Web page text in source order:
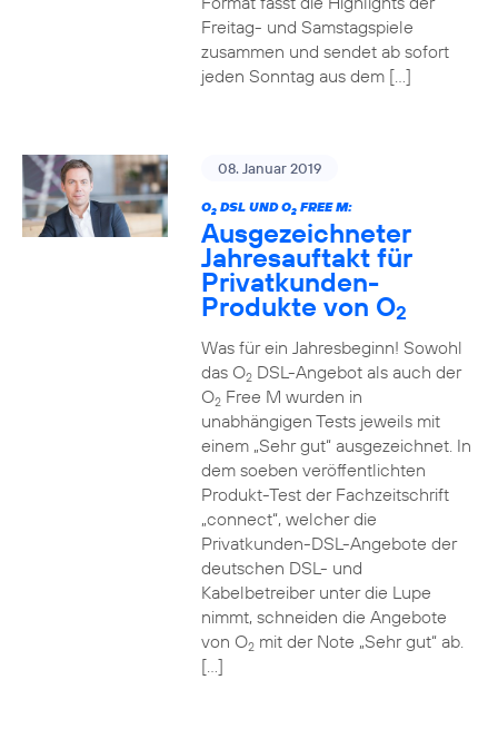
Freitag- und Samstagspiele
zusammen und sendet ab sofort
jeden Sonntag aus dem […]
08. Januar 2019
O2DSL UND O2FREE M:
Ausgezeichneter
Jahresauftakt für
Privatkunden-
Produkte von O2
Was für ein Jahresbeginn! Sowohl
das O2DSL-Angebot als auch der
O2Free M wurden in
unabhängigen Tests jeweils mit
einem „Sehr gut“ ausgezeichnet. In
dem soeben veröffentlichten
Produkt-Test der Fachzeitschrift
„connect“, welcher die
Privatkunden-DSL-Angebote der
deutschen DSL- und
Kabelbetreiber unter die Lupe
nimmt, schneiden die Angebote
von O2mit der Note „Sehr gut“ ab.
[…]